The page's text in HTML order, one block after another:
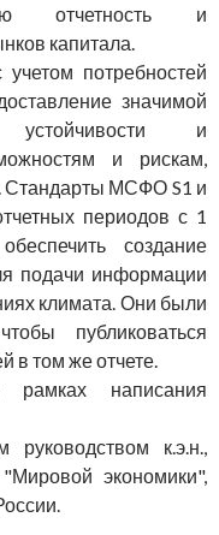
отчетность и
капитала.
потребностей
значимой
и
и рискам,
Стандарты МСФО S1 и
периодов с 1
создание
подачи информации
климата. Они были
публиковаться
в том же отчете.
написания
к.э.н.,
экономики",